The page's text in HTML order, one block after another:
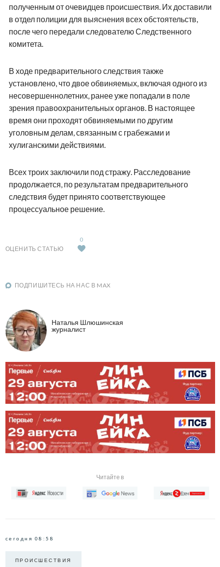
полученным от очевидцев происшествия. Их доставили
в отдел полиции для выяснения всех обстоятельств,
после чего передали следователю Следственного
комитета.
В ходе предварительного следствия также
установлено, что двое обвиняемых, включая одного из
несовершеннолетних, ранее уже попадали в поле
зрения правоохранительных органов. В настоящее
время они проходят обвиняемыми по другим
уголовным делам, связанным с грабежами и
хулиганскими действиями.
Всех троих заключили под стражу. Расследование
продолжается, по результатам предварительного
следствия будет принято соответствующее
процессуальное решение.
ОЦЕНИТЬ СТАТЬЮ
0
ПОДПИШИТЕСЬ НА НАС В MAX
Наталья Шлюшинская
журналист
Читайте в
сегодня 08:58
ПРОИCШЕСТВИЯ